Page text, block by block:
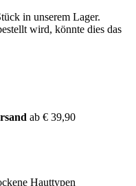
in unserem Lager.
wird, könnte dies das
ab € 39,90
Hauttypen